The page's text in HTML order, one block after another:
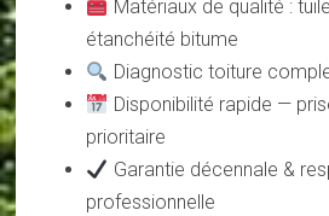
Matériaux de qualité :
étanchéité bitume
Diagnostic toiture
Disponibilité rapide —
prioritaire
Garantie décennale &
professionnelle